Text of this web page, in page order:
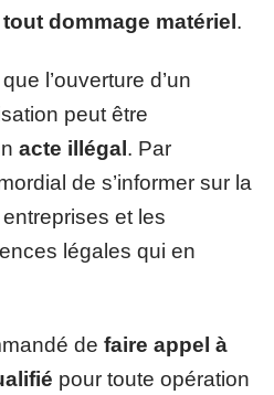
dommage matériel.
l’ouverture d’un
peut être
acte illégal . Par
de s’informer sur la
entreprises et les
légales qui en
de faire appel à
pour toute opération